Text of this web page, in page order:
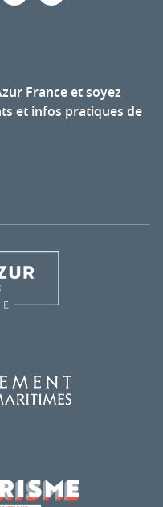
France et soyez
et infos pratiques de